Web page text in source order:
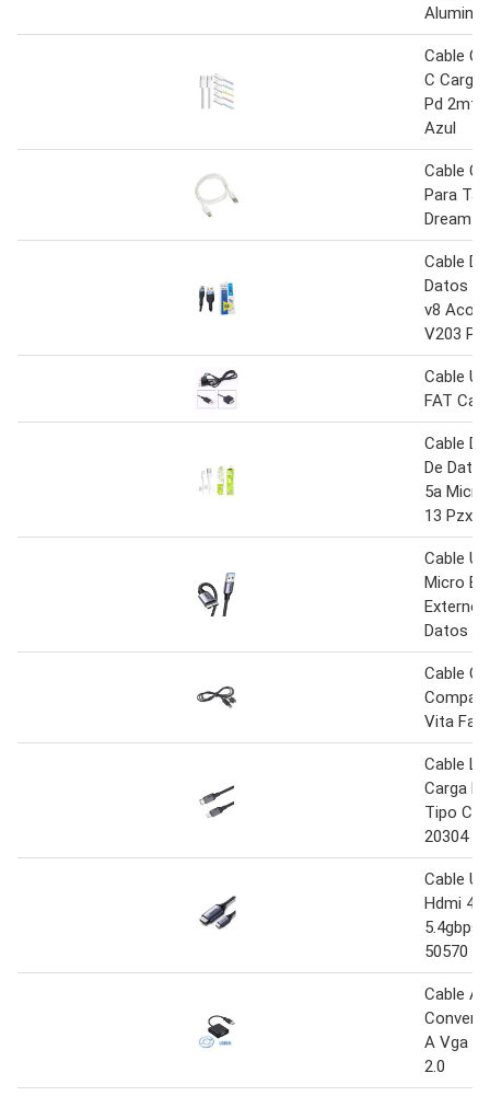
Aluminio
Cable
C Carga
Pd 2mts
Azul
Cable
Para
Cable
Datos
v8
V203
Cable
FAT
Cable
De
5a
13 Pzx
Cable
Micro B
Externo
Datos
Cable
Vita Fat
Cable
Carga
Tipo C
20304
Cable
Hdmi
5.4gbps
50570
Cable
A Vga
2.0